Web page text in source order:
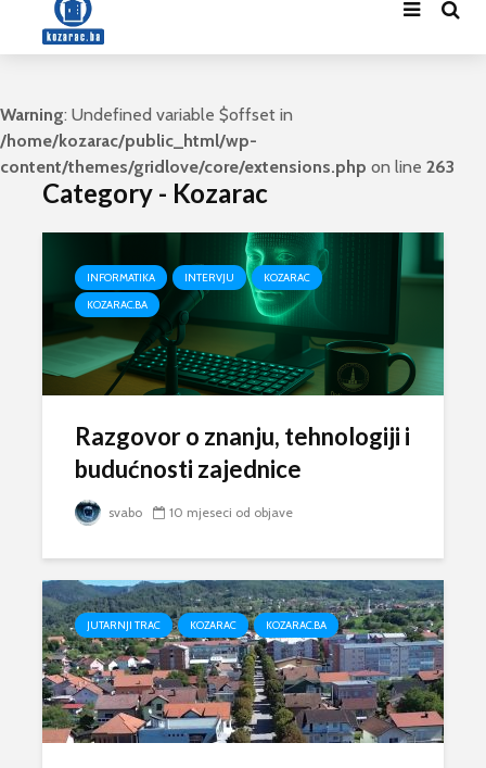
Warning: Undefined variable $offset in
/home/kozarac/public_html/wp-
content/themes/gridlove/core/extensions.php on line 263
Category - Kozarac
INFORMATIKA INTERVJU
KOZARAC
KOZARAC.BA
Razgovor o znanju, tehnologiji i
budućnosti zajednice
svabo 10 mjeseci od objave
JUTARNJI TRAC KOZARAC KOZARAC.BA